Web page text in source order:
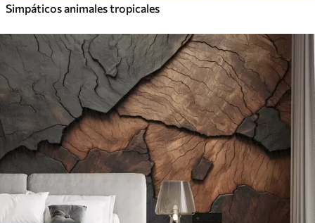
Simpáticos animales tropicales